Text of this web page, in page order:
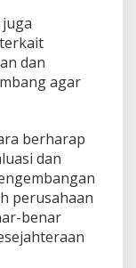
dan
agar
berharap
dan
perusahaan
benar